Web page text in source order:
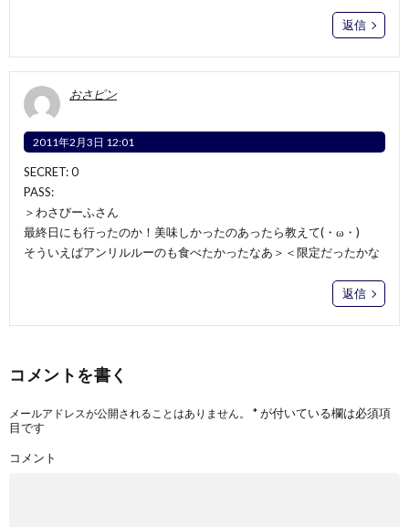
返信
おさピン
2011年2月3日 12:01
SECRET: 0
PASS:
＞わさびーふさん
最終日にも行ったのか！美味しかったのあったら教えて(・ω・)
そういえばアンリルルーのも食べたかったなあ＞＜限定だったかな
返信
コメントを書く
メールアドレスが公開されることはありません。 *が付いている欄は必須項
目です
コメント